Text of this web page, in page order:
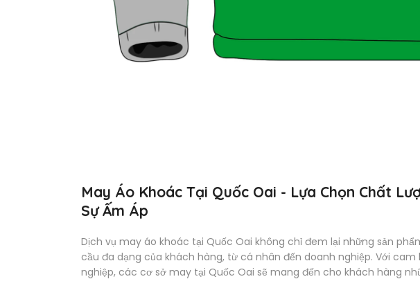
May Áo Khoác Tại Quốc Oai - Lựa Chọn Chất
Sự Ấm Áp
Dịch vụ may áo khoác tại Quốc Oai không chỉ đem lại những sản
cầu đa dạng của khách hàng, từ cá nhân đến doanh nghiệp. Với
nghiệp, các cơ sở may tại Quốc Oai sẽ mang đến cho khách hàng